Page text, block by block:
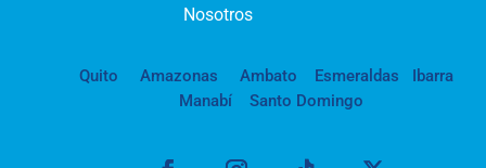
Nosotros
Quito Amazonas Ambato Esmeraldas
Ibarra
Manabí
Santo Domingo